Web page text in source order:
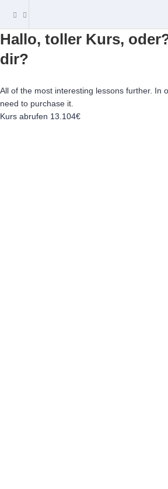
Hallo, toller Kurs,
dir?
All of the most interesting lessons further. In
need to purchase it.
Kurs abrufen 13.104€